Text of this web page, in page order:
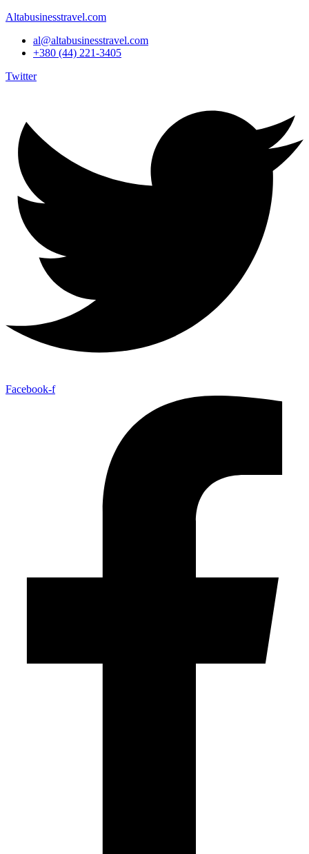
Altabusinesstravel.com
al@altabusinesstravel.com
+380 (44) 221-3405
Twitter
Facebook-f